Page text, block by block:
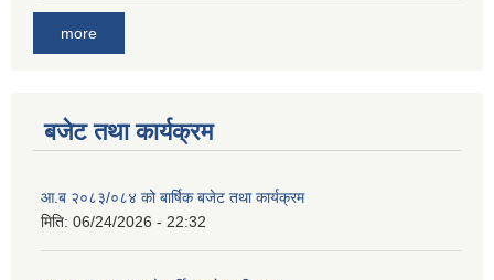
more
बजेट तथा कार्यक्रम
आ.ब २०८३/०८४ को बार्षिक बजेट तथा कार्यक्रम
मिति: 06/24/2026 - 22:32